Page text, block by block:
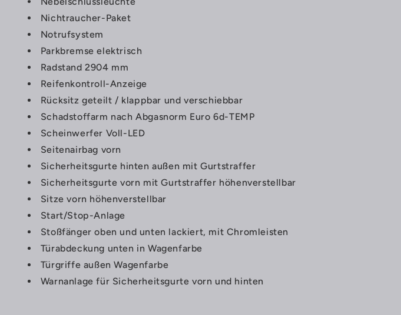
Nichtraucher-Paket
Notrufsystem
Parkbremse elektrisch
Radstand 2904 mm
Reifenkontroll-Anzeige
Rücksitz geteilt / klappbar und verschiebbar
Schadstoffarm nach Abgasnorm Euro 6d-TEMP
Scheinwerfer Voll-LED
Seitenairbag vorn
Sicherheitsgurte hinten außen mit Gurtstraffer
Sicherheitsgurte vorn mit Gurtstraffer höhenverstellbar
Sitze vorn höhenverstellbar
Start/Stop-Anlage
Stoßfänger oben und unten lackiert, mit Chromleisten
Türabdeckung unten in Wagenfarbe
Türgriffe außen Wagenfarbe
Warnanlage für Sicherheitsgurte vorn und hinten